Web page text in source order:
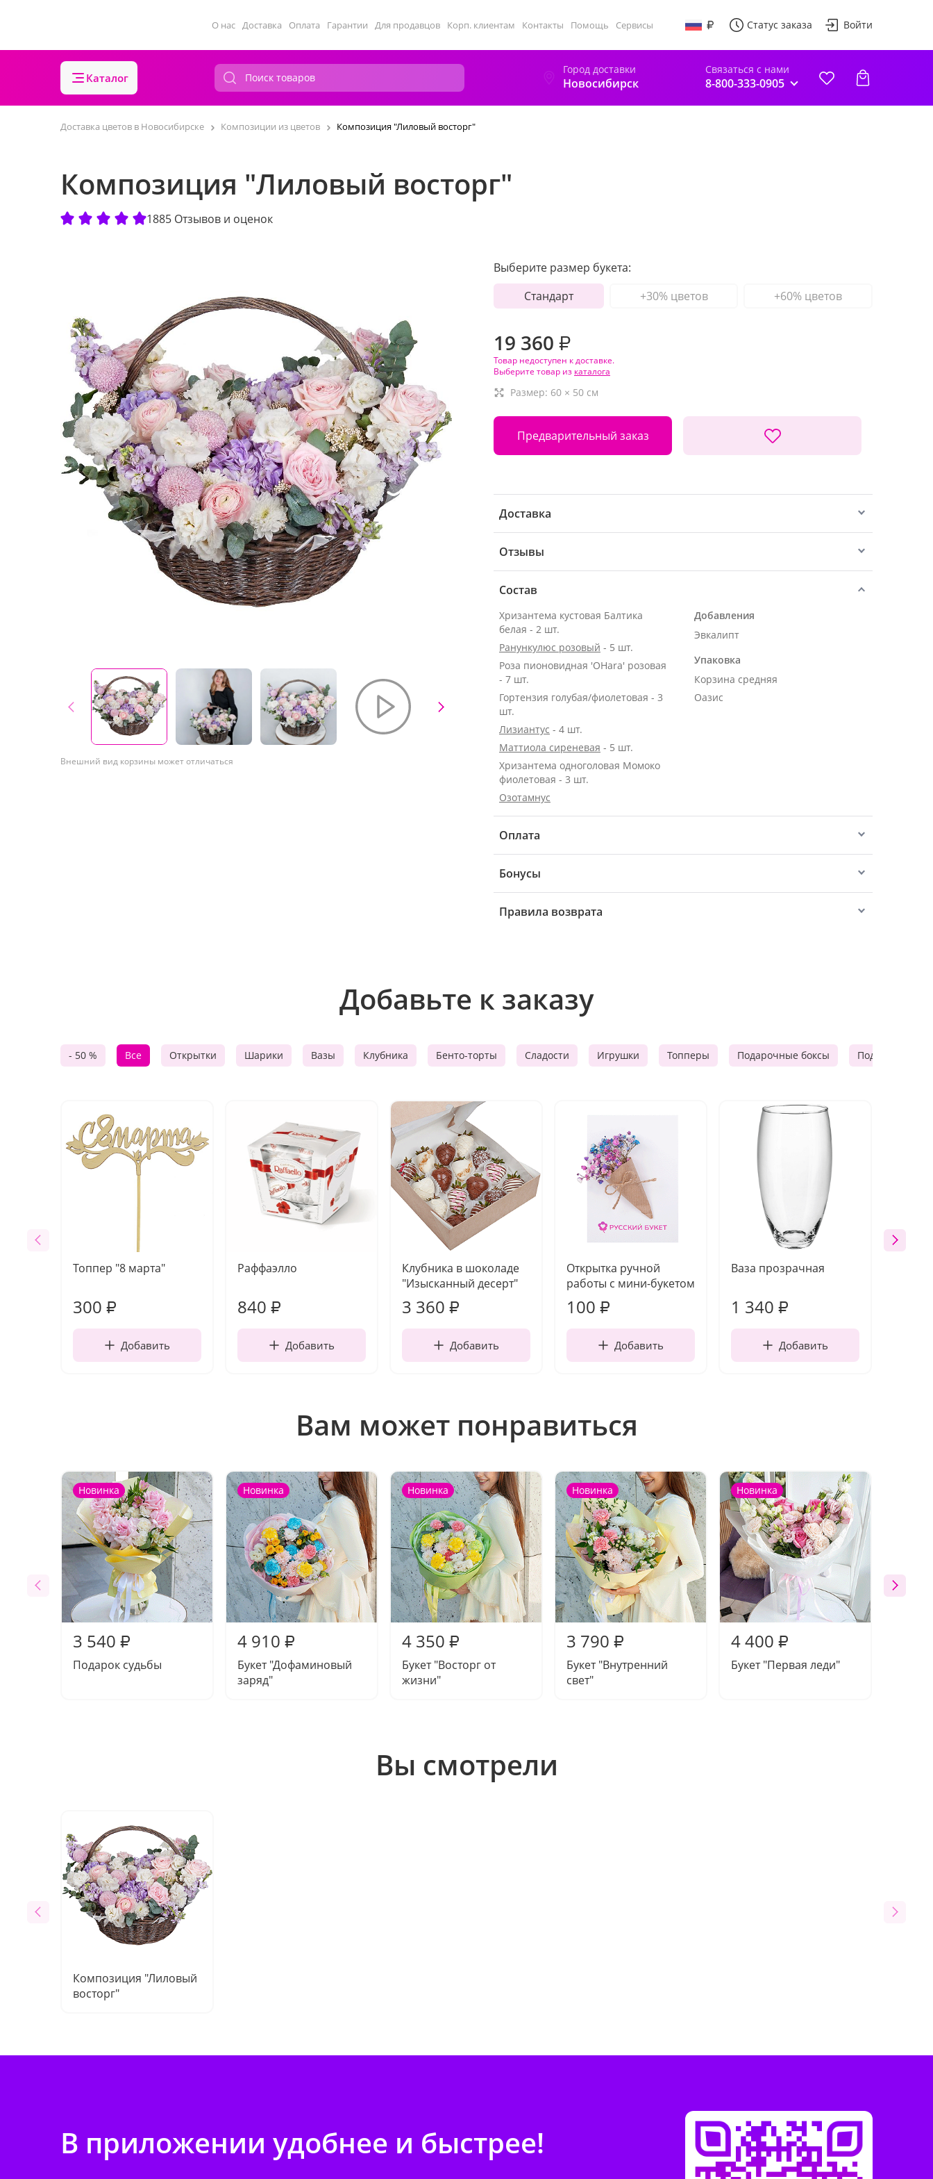
О нас Доставка Оплата Гарантии Для продавцов Корп. клиентам Контакты Помощь Сервисы Статус заказа Войти
Каталог
Город доставки
Новосибирск
Связаться с нами
8-800-333-0905
Доставка цветов в Новосибирске Композиции из цветов Композиция "Лиловый восторг"
Композиция "Лиловый восторг"
1885 Отзывов и оценок
Внешний вид корзины может отличаться
Выберите размер букета:
Стандарт
+30% цветов +60% цветов
19 360 ₽
Товар недоступен к доставке.
Выберите товар из каталога
Размер: 60 × 50 см
Предварительный заказ
Доставка
Отзывы
Состав
Хризантема кустовая Балтика
белая - 2 шт.
Ранункулюс розовый - 5 шт.
Роза пионовидная 'OHara' розовая
- 7 шт.
Гортензия голубая/фиолетовая - 3
шт.
Лизиантус - 4 шт.
Маттиола сиреневая - 5 шт.
Хризантема одноголовая Момоко
фиолетовая - 3 шт.
Озотамнус
Добавления
Эвкалипт
Упаковка
Корзина средняя
Оазис
Оплата
Бонусы
Правила возврата
Добавьте к заказу
- 50 % Все Открытки Шарики Вазы Клубника Бенто-торты Сладости Игрушки Топперы Подарочные боксы Подарочные
Топпер "8 марта"
300 ₽
Добавить
Раффаэлло
840 ₽
Добавить
Клубника в шоколаде
"Изысканный десерт"
3 360 ₽
Добавить
Открытка ручной
работы с мини-букетом
100 ₽
Добавить
Ваза прозрачная
1 340 ₽
Добавить
Вам может понравиться
Новинка
3 540 ₽
Подарок судьбы
Новинка
4 910 ₽
Букет "Дофаминовый
заряд"
Новинка
4 350 ₽
Букет "Восторг от
жизни"
Новинка
3 790 ₽
Букет "Внутренний
свет"
Новинка
4 400 ₽
Букет "Первая леди"
Вы смотрели
Композиция "Лиловый
восторг"
В приложении удобнее и быстрее!